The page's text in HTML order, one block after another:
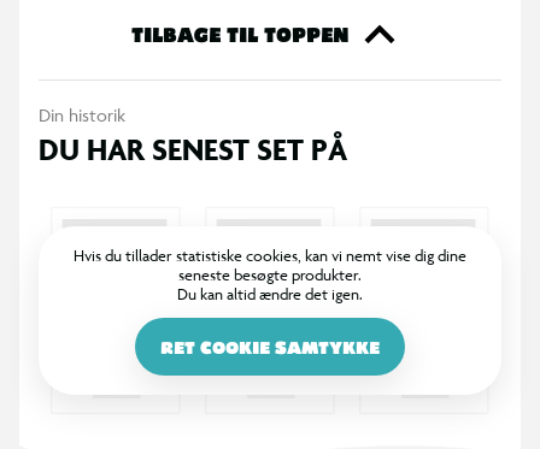
skabe deres egne små byggeprojekter eller bygge en lille
fastgøre tilbehørsdele og projekter til arbejdsbordet med
skruer. Leg med legetøjsværktøjer og nørkling træner børns
legende lærer at bruge værktøjer og får den første forståelse
af tekniske koncepter.
TILBAGE TIL TOPPEN
Din historik
DU HAR SENEST SET PÅ
Hvis du tillader statistiske cookies, kan vi nemt vise dig dine
seneste besøgte produkter.
Du kan altid ændre det igen.
RET COOKIE SAMTYKKE